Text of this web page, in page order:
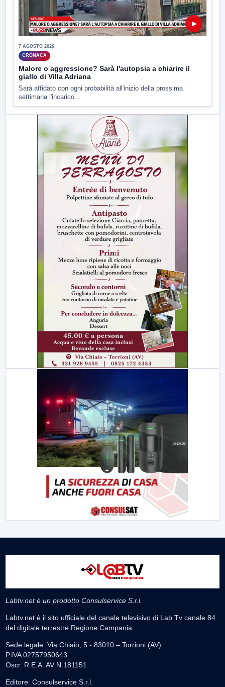
▶
7 AGOSTO 2026
CRONACA
Malore o aggressione? Sarà l'autopsia a chiarire il
giallo di Villa Adriana
Sarà affidato con ogni probabilità all'inizio della prossima
settimana l'incarico...
Labtv.net è un prodotto Consulservice S.r.l.
Labtv.net è il sito ufficiale del canale televisivo di Lab Tv canale 84
del digitale terrestre Regione Campania
Sede legale: Via Chiaio, 5 - 83010 – Torrioni (AV)
P.IVA 02757950643
Oscr. R.E.A. AV N.181151
Editore: Consulservice S.r.l.